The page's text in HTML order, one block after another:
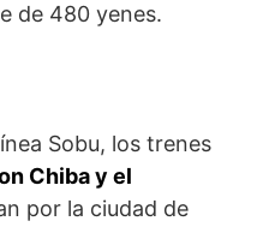
de 480 yenes.
Sobu, los trenes
Chiba y el
por la ciudad de